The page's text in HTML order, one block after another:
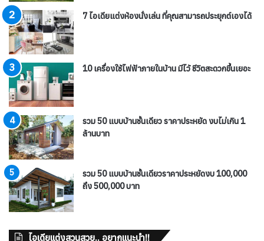
7 ไอเดียแต่งห้องนั่งเล่น ที่คุณสามารถประยุกต์เองได้
10 เครื่องใช้ไฟฟ้าภายในบ้าน มีไว้ ชีวิตสะดวกขึ้นเยอะ
รวม 50 แบบบ้านชั้นเดียว ราคาประหยัด งบไม่เกิน 1
ล้านบาท
รวม 50 แบบบ้านชั้นเดียวราคาประหยัดงบ 100,000
ถึง 500,000 บาท
ไอเดียแต่งสวนสวย.. อยากแนะนำ!!